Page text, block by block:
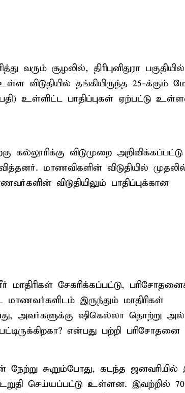
சூழலில், திரிபுனிதுரா பகுதியில்
விடுதியில் தங்கியிருந்த 25-க்கும்
உள்ளிட்ட பாதிப்புகள் ஏற்பட்டு
விடுமுறை அறிவிக்கப்பட்டு
மாணவிகளின் விடுதியில்
விடுதியிலும் பாதிப்புக்கான
சேகரிக்கப்பட்டு,
இருந்தும் மாதிரிகள்
அவர்களுக்கு ஷிகெல்லா தொற்று
என்பது பற்றி பரிசோதனை
நேற்று கூறும்போது, கடந்த ஜனவரியில்
செய்யப்பட்டு உள்ளன. இவற்றில் 70